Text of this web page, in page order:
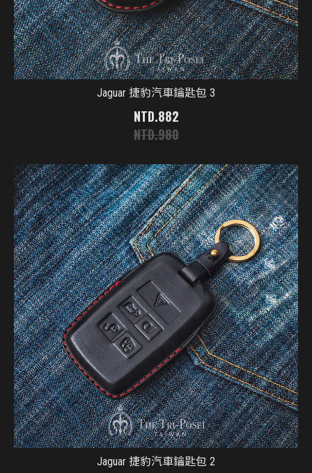
Jaguar 捷豹汽車鑰匙包 3
882
980
Jaguar 捷豹汽車鑰匙包 2